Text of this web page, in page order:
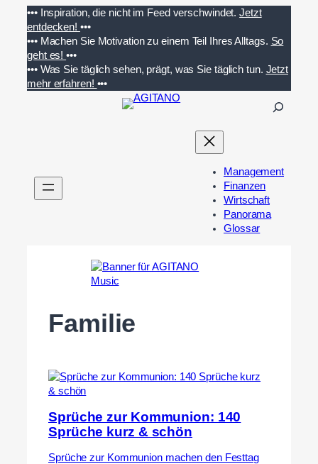
Inhalt
springen
••• Inspiration, die nicht im Feed verschwindet. Jetzt
entdecken! •••
••• Machen Sie Motivation zu einem Teil Ihres Alltags. So
geht es!•••
••• Was Sie täglich sehen, prägt, was Sie täglich tun. Jetzt
mehr erfahren! •••
n
Management
Finanzen
Wirtschaft
Panorama
Glossar
Familie
Sprüche zur Kommunion: 140
Sprüche kurz & schön
Sprüche zur Kommunion machen den Festtag